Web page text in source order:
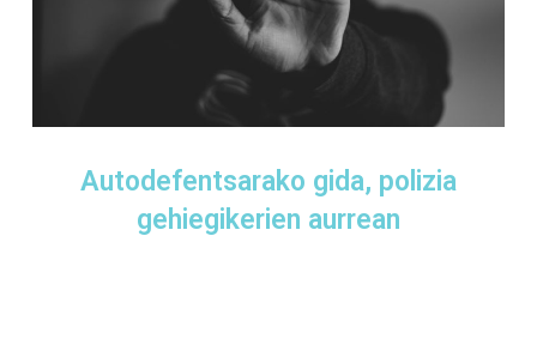
Autodefentsarako gida, polizia
gehiegikerien aurrean